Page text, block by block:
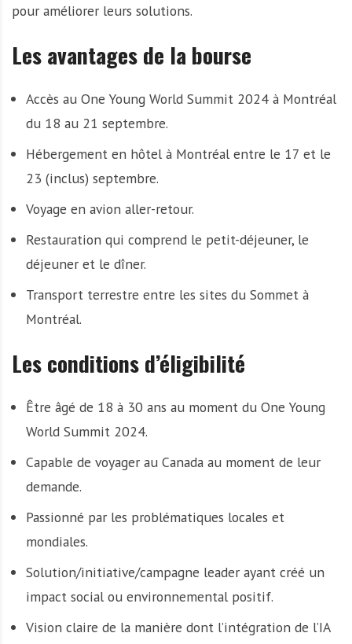
pour améliorer leurs solutions.
Les avantages de la bourse
Accès au One Young World Summit 2024 à Montréal
du 18 au 21 septembre.
Hébergement en hôtel à Montréal entre le 17 et le
23 (inclus) septembre.
Voyage en avion aller-retour.
Restauration qui comprend le petit-déjeuner, le
déjeuner et le dîner.
Transport terrestre entre les sites du Sommet à
Montréal.
Les conditions d’éligibilité
Être âgé de 18 à 30 ans au moment du One Young
World Summit 2024.
Capable de voyager au Canada au moment de leur
demande.
Passionné par les problématiques locales et
mondiales.
Solution/initiative/campagne leader ayant créé un
impact social ou environnemental positif.
Vision claire de la manière dont l’intégration de l’IA